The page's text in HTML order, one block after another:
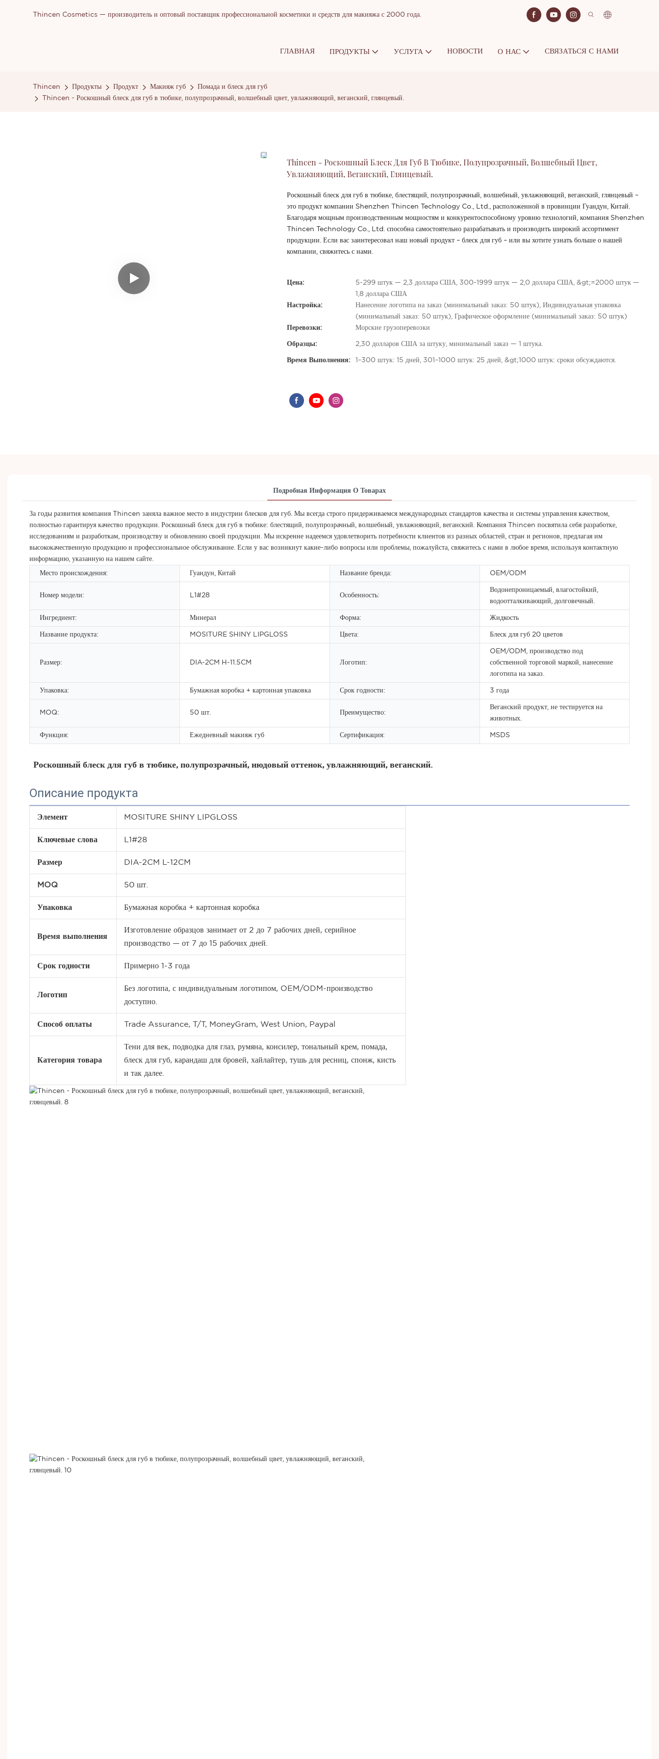
Thincen Cosmetics — производитель и оптовый поставщик профессиональной косметики и средств для макияжа с 2000 года.
ГЛАВНАЯ ПРОДУКТЫ УСЛУГА НОВОСТИ О НАС СВЯЗАТЬСЯ С НАМИ
Thincen Продукты Продукт Макияж губ
Помада и блеск для губ
Thincen - Роскошный блеск для губ в тюбике, полупрозрачный, волшебный цвет, увлажняющий, веганский, глянцевый.
Thincen - Роскошный Блеск Для Губ В Тюбике, Полупрозрачный, Волшебный Цвет,
Увлажняющий, Веганский, Глянцевый.
Роскошный блеск для губ в тюбике, блестящий, полупрозрачный, волшебный, увлажняющий, веганский, глянцевый –
это продукт компании Shenzhen Thincen Technology Co., Ltd., расположенной в провинции Гуандун, Китай.
Благодаря мощным производственным мощностям и конкурентоспособному уровню технологий, компания Shenzhen
Thincen Technology Co., Ltd. способна самостоятельно разрабатывать и производить широкий ассортимент
продукции. Если вас заинтересовал наш новый продукт – блеск для губ – или вы хотите узнать больше о нашей
компании, свяжитесь с нами.
Цена:
5-299 штук — 2,3 доллара США, 300-1999 штук — 2,0 доллара США, &gt;=2000 штук —
1,8 доллара США
Настройка:
Нанесение логотипа на заказ (минимальный заказ: 50 штук), Индивидуальная упаковка
(минимальный заказ: 50 штук), Графическое оформление (минимальный заказ: 50 штук)
Перевозки:
Морские грузоперевозки
Образцы: 2,30 долларов США за штуку, минимальный заказ — 1 штука.
Время Выполнения: 1–300 штук: 15 дней, 301–1000 штук: 25 дней, &gt;1000 штук: сроки обсуждаются.
Подробная Информация О Товарах
За годы развития компания Thincen заняла важное место в индустрии блесков для губ. Мы всегда строго придерживаемся международных стандартов качества и системы управления качеством,
полностью гарантируя качество продукции. Роскошный блеск для губ в тюбике: блестящий, полупрозрачный, волшебный, увлажняющий, веганский. Компания Thincen посвятила себя разработке,
исследованиям и разработкам, производству и обновлению своей продукции. Мы искренне надеемся удовлетворить потребности клиентов из разных областей, стран и регионов, предлагая им
высококачественную продукцию и профессиональное обслуживание. Если у вас возникнут какие-либо вопросы или проблемы, пожалуйста, свяжитесь с нами в любое время, используя контактную
информацию, указанную на нашем сайте.
Место происхождения: Гуандун, Китай Название бренда: OEM/ODM
Номер модели: L1#28 Особенность:
Водонепроницаемый, влагостойкий,
водоотталкивающий, долговечный.
Ингредиент: Минерал Форма: Жидкость
Название продукта: MOSITURE SHINY LIPGLOSS Цвета: Блеск для губ 20 цветов
Размер: DIA-2CM H-11.5CM Логотип:
OEM/ODM, производство под
собственной торговой маркой, нанесение
логотипа на заказ.
Упаковка: Бумажная коробка + картонная упаковка Срок годности: 3 года
MOQ: 50 шт. Преимущество:
Веганский продукт, не тестируется на
животных.
Функция: Ежедневный макияж губ Сертификация: MSDS
Роскошный блеск для губ в тюбике, полупрозрачный, нюдовый оттенок, увлажняющий, веганский.
Описание продукта
Элемент MOSITURE SHINY LIPGLOSS
Ключевые слова L1#28
Размер DIA-2CM L-12CM
MOQ 50 шт.
Упаковка Бумажная коробка + картонная коробка
Время выполнения
Изготовление образцов занимает от 2 до 7 рабочих дней, серийное
производство — от 7 до 15 рабочих дней.
Срок годности Примерно 1-3 года
Логотип
Без логотипа, с индивидуальным логотипом, OEM/ODM-производство
доступно.
Способ оплаты Trade Assurance, T/T, MoneyGram, West Union, Paypal
Категория товара
Тени для век, подводка для глаз, румяна, консилер, тональный крем, помада,
блеск для губ, карандаш для бровей, хайлайтер, тушь для ресниц, спонж, кисть
и так далее.